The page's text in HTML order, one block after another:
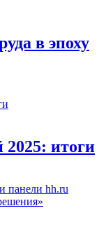
в эпоху
2025: итоги